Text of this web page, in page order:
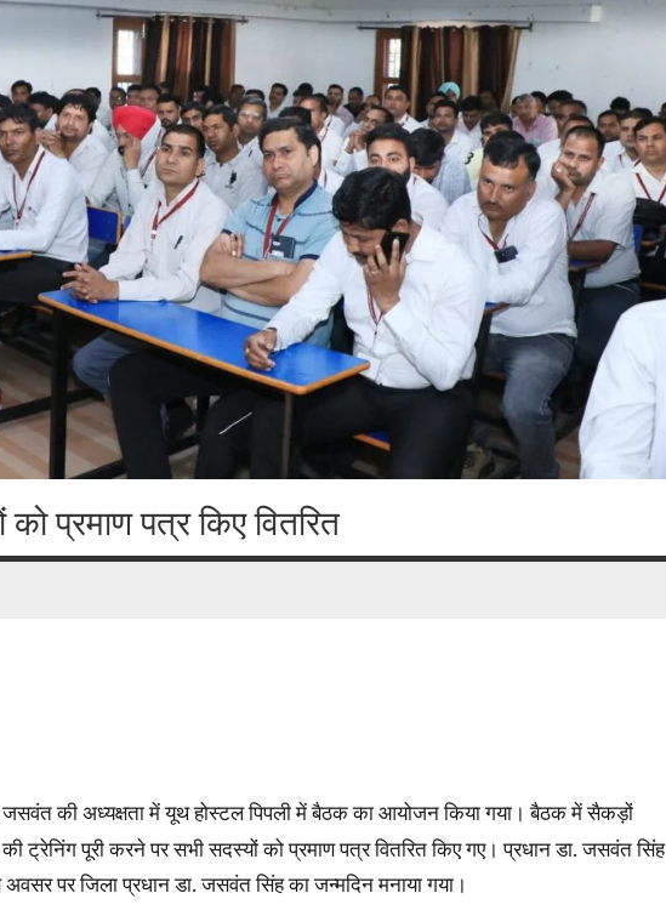
प्रमाण पत्र किए वितरित
की अध्यक्षता में यूथ होस्टल पिपली में बैठक का आयोजन किया गया। बैठक में सैकड़ों
ट्रेनिंग पूरी करने पर सभी सदस्यों को प्रमाण पत्र वितरित किए गए। प्रधान डा. जसवंत सिंह
पर जिला प्रधान डा. जसवंत सिंह का जन्मदिन मनाया गया।